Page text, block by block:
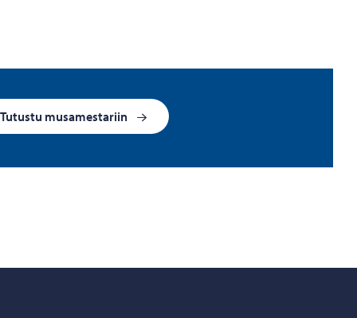
Tutustu musamestariin